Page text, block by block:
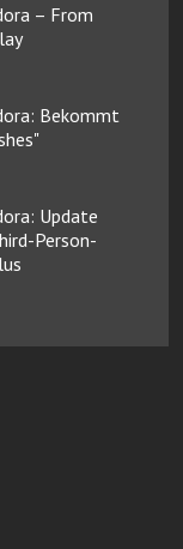
– From
Bekommt
Update
Person-